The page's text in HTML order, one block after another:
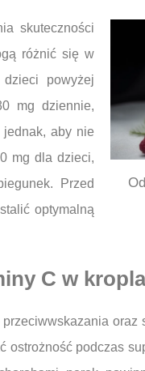
skuteczności
różnić się w
powyżej
mg dziennie,
aby nie
mg dla dzieci,
Przed
optymalną
C w
podczas